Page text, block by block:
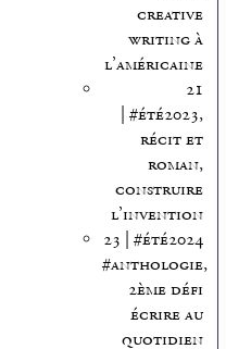
creative
writing à
l’américaine
21
| #été2023,
récit et
roman,
construire
l’invention
23 | #été2024
#anthologie,
2ème défi
écrire au
quotidien